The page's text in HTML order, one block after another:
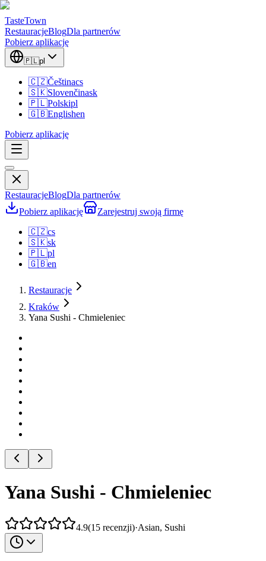
TasteTown
RestauracjeBlogDla partnerów
Pobierz aplikację
🇵🇱pl
🇨🇿Češtinacs
🇸🇰Slovenčinask
🇵🇱Polskipl
🇬🇧Englishen
Pobierz aplikację
RestauracjeBlogDla partnerów
Pobierz aplikację
Zarejestruj swoją firmę
🇨🇿cs
🇸🇰sk
🇵🇱pl
🇬🇧en
Restauracje
Kraków
Yana Sushi - Chmieleniec
Yana Sushi - Chmieleniec
4.9(15 recenzji)·Asian, Sushi